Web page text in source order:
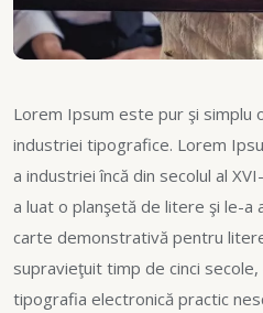
Lorem Ipsum este pur şi simplu
industriei tipografice. Lorem
a industriei încă din secolul al
a luat o planşetă de litere şi le-a
carte demonstrativă pentru
supravieţuit timp de cinci
tipografia electronică practic